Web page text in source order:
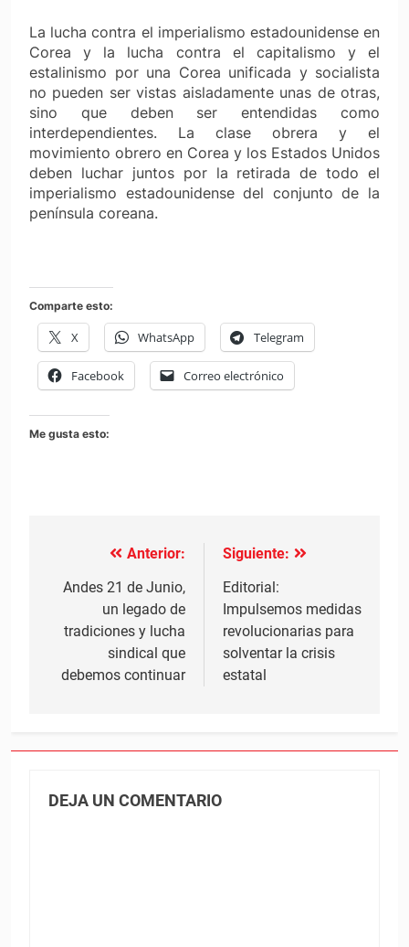
La lucha contra el imperialismo estadounidense en
Corea y la lucha contra el capitalismo y el
estalinismo por una Corea unificada y socialista
no pueden ser vistas aisladamente unas de otras,
sino que deben ser entendidas como
interdependientes. La clase obrera y el
movimiento obrero en Corea y los Estados Unidos
deben luchar juntos por la retirada de todo el
imperialismo estadounidense del conjunto de la
península coreana.
Comparte esto:
X WhatsApp Telegram
Facebook Correo electrónico
Me gusta esto:
Navegación
de
entradas
Anterior:
Andes 21 de Junio,
un legado de
tradiciones y lucha
sindical que
debemos continuar
Siguiente:
Editorial:
Impulsemos medidas
revolucionarias para
solventar la crisis
estatal
DEJA UN COMENTARIO